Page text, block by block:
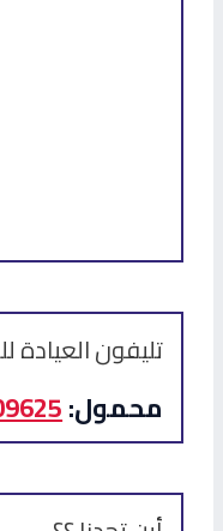
تليفون العيادة
محمول: